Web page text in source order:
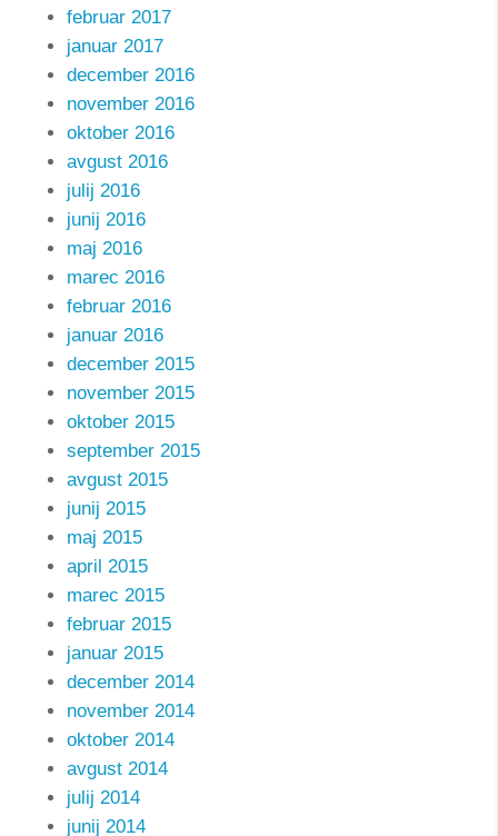
februar 2017
januar 2017
december 2016
november 2016
oktober 2016
avgust 2016
julij 2016
junij 2016
maj 2016
marec 2016
februar 2016
januar 2016
december 2015
november 2015
oktober 2015
september 2015
avgust 2015
junij 2015
maj 2015
april 2015
marec 2015
februar 2015
januar 2015
december 2014
november 2014
oktober 2014
avgust 2014
julij 2014
junij 2014